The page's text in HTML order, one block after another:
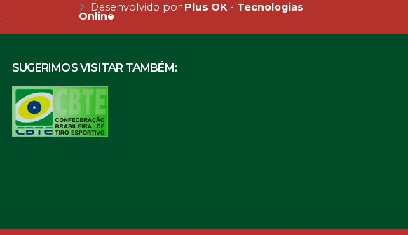
Desenvolvido por Plus OK - Tecnologias
Online
SUGERIMOS VISITAR TAMBÉM: